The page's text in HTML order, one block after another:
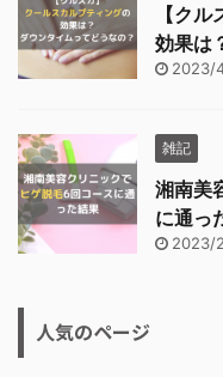
【ク
効果は
2023/
雑記
湘南美
に通っ
2023/
人気のページ